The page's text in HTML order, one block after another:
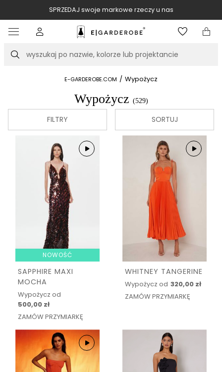
SPRZEDAJ swoje markowe rzeczy u nas
Szukaj
E-GARDEROBE.COM / Wypożycz
Wypożycz (529)
FILTRY SORTUJ
NOWOŚĆ
SAPPHIRE MAXI
MOCHA
Wypożycz od
500,00 zł
ZAMÓW PRZYMIARKĘ
WHITNEY TANGERINE
Wypożycz od 320,00 zł
ZAMÓW PRZYMIARKĘ